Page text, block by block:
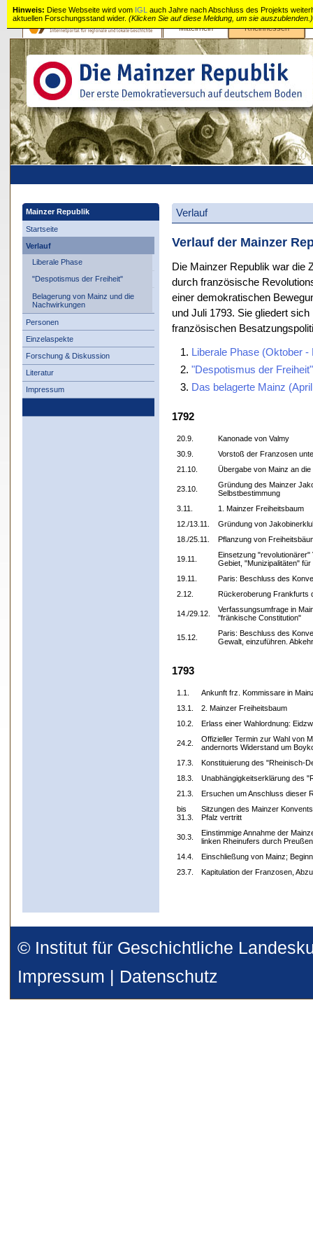
Mainzer
Republik
Mittelrhein Rheinhessen
Mainzer Republik
Startseite
Verlauf
Liberale Phase
"Despotismus der Freiheit"
Belagerung von Mainz und die
Nachwirkungen
Personen
Einzelaspekte
Forschung & Diskussion
Literatur
Impressum
Verlauf
Verlauf der Mainzer
Die Mainzer Republik war die
durch französische
einer demokratischen
und Juli 1793. Sie gliedert
französischen
Liberale Phase (Oktober -
"Despotismus der
Das belagerte Mainz
1792
20.9.
Kanonade von Valmy
30.9.
Vorstoß der Franzosen
21.10.
Übergabe von Mainz an
23.10.
Gründung des Mainzer
Selbstbestimmung
3.11.
1. Mainzer Freiheitsbaum
12./13.11.
Gründung von
18./25.11.
Pflanzung von
19.11.
Einsetzung "revolutionärer"
Gebiet, "Munizipalitäten"
19.11.
Paris: Beschluss des
2.12.
Rückeroberung Frankfurts
14./29.12.
Verfassungsumfrage in
"fränkische Constitution"
15.12.
Paris: Beschluss des
Gewalt, einzuführen.
1793
1.1.
Ankunft frz. Kommissare in
13.1.
2. Mainzer Freiheitsbaum
10.2.
Erlass einer Wahlordnung:
24.2.
Offizieller Termin zur Wahl von
andernorts Widerstand um
17.3.
Konstituierung des "Rheinisch-
18.3.
Unabhängigkeitserklärung des
21.3.
Ersuchen um Anschluss dieser
bis
31.3.
Sitzungen des Mainzer
Pfalz vertritt
30.3.
Einstimmige Annahme der
linken Rheinufers durch
14.4.
Einschließung von Mainz;
23.7.
Kapitulation der Franzosen,
© Institut für Geschichtliche
Impressum
Datenschutz
Hinweis: Diese Webseite wird vom IGL auch Jahre nach Abschluss des Projekts
aktuellen Forschungsstand wider. (Klicken Sie auf diese Meldung, um sie auszublenden.)